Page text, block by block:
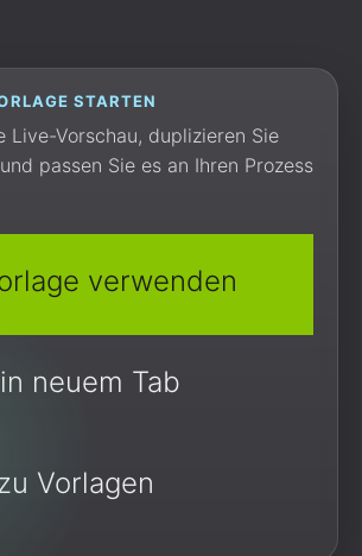
STARTEN
Live-Vorschau, duplizieren Sie
passen Sie es an Ihren Prozess
verwenden
neuem Tab
Vorlagen